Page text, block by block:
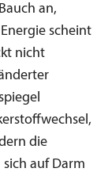
an,
scheint
nicht
die
auf Darm